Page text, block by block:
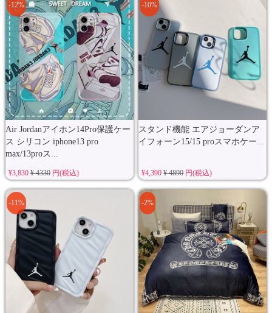
Air Jordanアイホン14Pro保護ケー
ス シリコン iphone13 pro
max/13proス...
-12%
¥3,830 ¥ 4330円(税込)
スタンド機能 エアジョーダンア
イフォーン15/15 proスマホケー...
-10%
¥4,390¥ 4890円(税込)
-11% -2%